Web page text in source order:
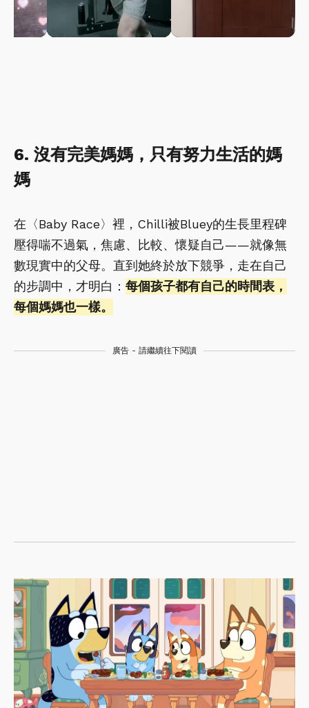
6. 沒有完美媽媽，只有努力生活的媽
媽
在〈Baby Race〉裡，Chilli被Bluey的生長里程碑
壓得喘不過氣，焦慮、比較、懷疑自己——就像無
數現實中的父母。直到她終於放下競爭，走在自己
的步調中，才明白： 每個孩子都有自己的時間表，
每個媽媽也一樣。
廣告 - 請繼續往下閱讀